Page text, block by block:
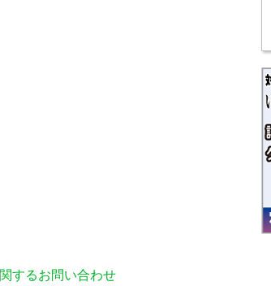
するお問い合わせ